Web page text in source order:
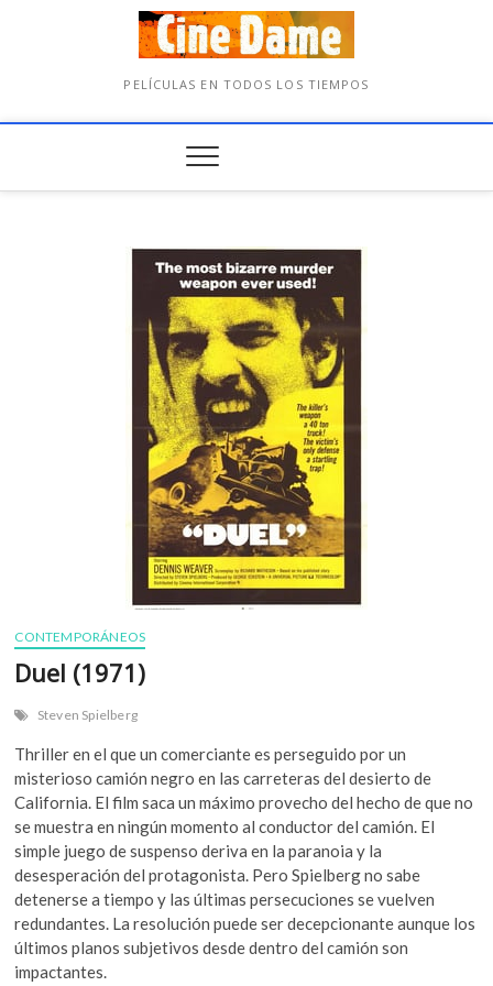
PELÍCULAS EN TODOS LOS TIEMPOS
CONTEMPORÁNEOS
Duel (1971)
Steven Spielberg
Thriller en el que un comerciante es perseguido por un
misterioso camión negro en las carreteras del desierto de
California. El film saca un máximo provecho del hecho de que no
se muestra en ningún momento al conductor del camión. El
simple juego de suspenso deriva en la paranoia y la
desesperación del protagonista. Pero Spielberg no sabe
detenerse a tiempo y las últimas persecuciones se vuelven
redundantes. La resolución puede ser decepcionante aunque los
últimos planos subjetivos desde dentro del camión son
impactantes.